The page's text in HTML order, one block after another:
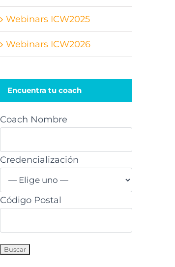
Webinars ICW2025
Webinars ICW2026
Encuentra tu coach
Coach Nombre
Credencialización
Código Postal